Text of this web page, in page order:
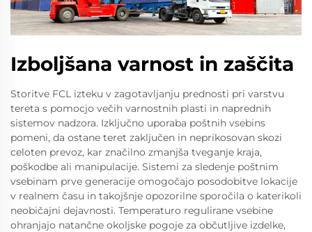
Izboljšana varnost in zaščita
Storitve FCL izteku v zagotavljanju prednosti pri varstvu
tereta s pomocjo večih varnostnih plasti in naprednih
sistemov nadzora. Izključno uporaba poštnih vsebins
pomeni, da ostane teret zaključen in neprikosovan skozi
celoten prevoz, kar značilno zmanjša tveganje kraja,
poškodbe ali manipulacije. Sistemi za sledenje poštnim
vsebinam prve generacije omogočajo posodobitve lokacije
v realnem času in takojšnje opozorilne sporočila o katerikoli
neobičajni dejavnosti. Temperaturo regulirane vsebine
ohranjajo natančne okoljske pogoje za občutljive izdelke,